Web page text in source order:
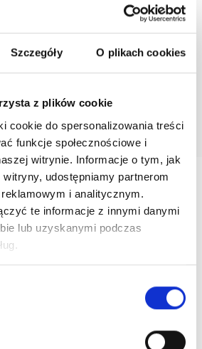
Szczegóły O plikach cookies
z plików cookie
cookie do spersonalizowania treści
funkcje społecznościowe i
witrynie. Informacje o tym, jak
udostępniamy partnerom
i analitycznym.
te informacje z innymi danymi
lub uzyskanymi podczas
dokumentacji.